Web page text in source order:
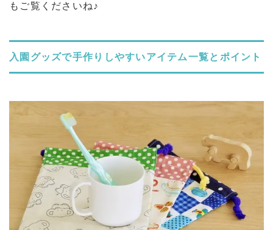
もご覧くださいね♪
入園グッズで手作りしやすいアイテム一覧とポイント